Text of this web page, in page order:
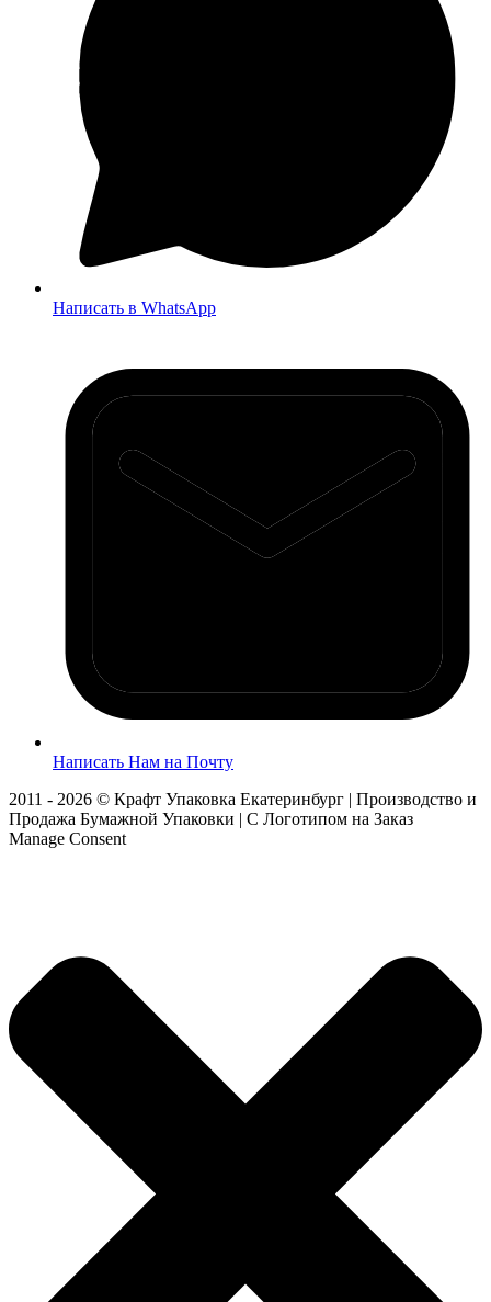
Написать в WhatsApp
Написать Нам на Почту
2011 - 2026 © Крафт Упаковка Екатеринбург | Производство и
Продажа Бумажной Упаковки | С Логотипом на Заказ
Manage Consent